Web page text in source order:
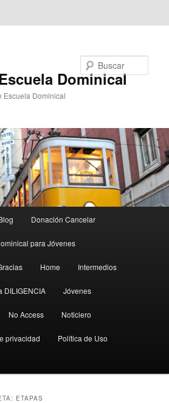
Dominical
Escuela Dominical
Donación Cancelar
para Jóvenes
Home Intermedios
DILIGENCIA Jóvenes
No Access Noticiero
privacidad Política de Uso
ETAPAS